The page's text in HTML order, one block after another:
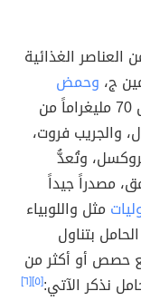
الغذائية
ج، وحمض
، فالمرأة الحامل تحتاج على الأقل 70 مليغراماً من
والجريب فروت،
وتُعدُّ
مصدراً جيداً
مثل واللوبياء
بتناول
حصص أو أكثر من
نذكر الآتي:[٥] [٦]